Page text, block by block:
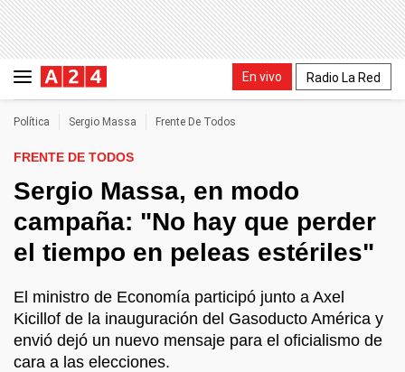
En vivo Radio La Red
Política Sergio Massa Frente De Todos
FRENTE DE TODOS
Sergio Massa, en modo
campaña: "No hay que perder
el tiempo en peleas estériles"
El ministro de Economía participó junto a Axel
Kicillof de la inauguración del Gasoducto América y
envió dejó un nuevo mensaje para el oficialismo de
cara a las elecciones.